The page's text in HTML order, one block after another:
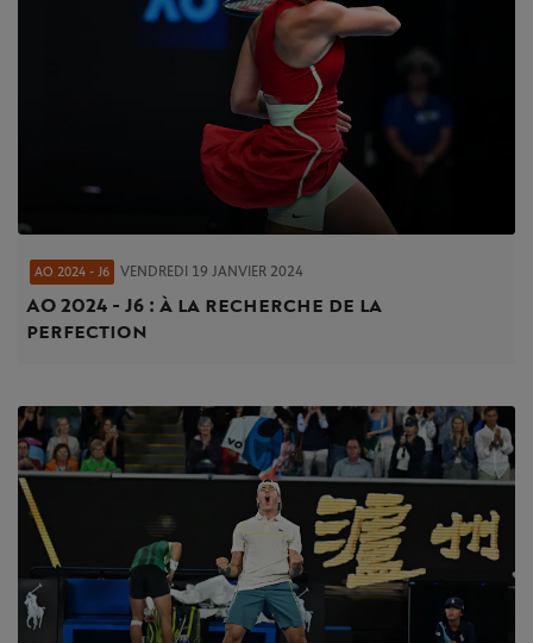
AO 2024 - J6 VENDREDI 19 JANVIER 2024
AO 2024 - J6 : à la recherche de la
perfection